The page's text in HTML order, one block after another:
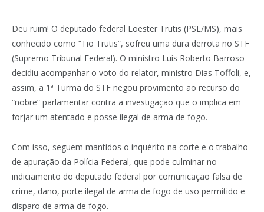
Deu ruim! O deputado federal Loester Trutis (PSL/MS), mais
conhecido como “Tio Trutis”, sofreu uma dura derrota no STF
(Supremo Tribunal Federal). O ministro Luís Roberto Barroso
decidiu acompanhar o voto do relator, ministro Dias Toffoli, e,
assim, a 1ª Turma do STF negou provimento ao recurso do
“nobre” parlamentar contra a investigação que o implica em
forjar um atentado e posse ilegal de arma de fogo.
Com isso, seguem mantidos o inquérito na corte e o trabalho
de apuração da Polícia Federal, que pode culminar no
indiciamento do deputado federal por comunicação falsa de
crime, dano, porte ilegal de arma de fogo de uso permitido e
disparo de arma de fogo.